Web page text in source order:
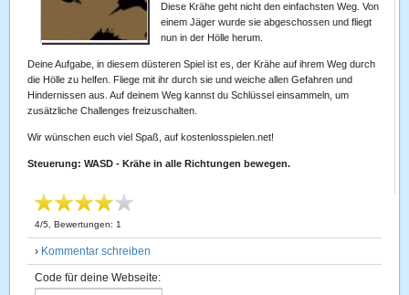
Diese Krähe geht nicht den einfachsten Weg. Von
einem Jäger wurde sie abgeschossen und fliegt
nun in der Hölle herum.
Deine Aufgabe, in diesem düsteren Spiel ist es, der Krähe auf ihrem Weg durch
die Hölle zu helfen. Fliege mit ihr durch sie und weiche allen Gefahren und
Hindernissen aus. Auf deinem Weg kannst du Schlüssel einsammeln, um
zusätzliche Challenges freizuschalten.
Wir wünschen euch viel Spaß, auf kostenlosspielen.net!
Steuerung: WASD - Krähe in alle Richtungen bewegen.
4/5 , Bewertungen: 1
› Kommentar schreiben
Code für deine Webseite: